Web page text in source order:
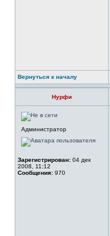
Вернуться к началу
Нурфи
Администратор
Зарегистрирован: 04 дек
2008, 11:12
Сообщения: 970